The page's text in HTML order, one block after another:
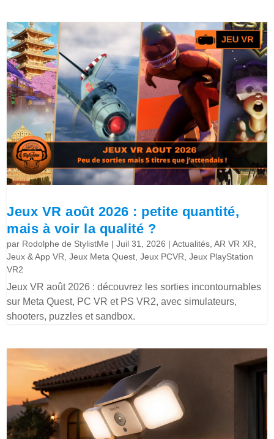
Jeux VR août 2026 : petite quantité,
mais à voir la qualité ?
par Rodolphe de StylistMe |Juil 31, 2026 |Actualités ,AR VR XR
Jeux & App VR ,Jeux Meta Quest ,Jeux PCVR ,Jeux PlayStation
VR2
Jeux VR août 2026 : découvrez les sorties incontournables
sur Meta Quest, PC VR et PS VR2, avec simulateurs,
shooters, puzzles et sandbox.